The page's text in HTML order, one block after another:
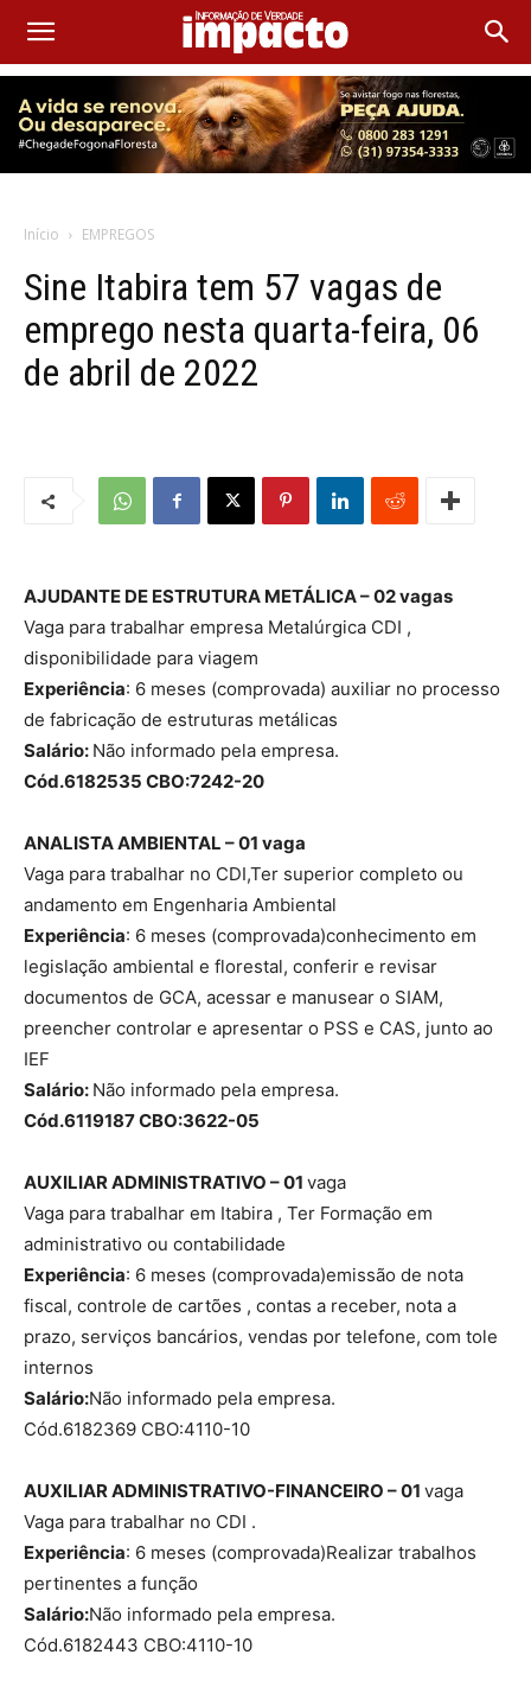
Início EMPREGOS
Sine Itabira tem 57 vagas de
emprego nesta quarta-feira, 06
de abril de 2022
AJUDANTE DE ESTRUTURA METÁLICA – 02 vagas
Vaga para trabalhar empresa Metalúrgica CDI ,
disponibilidade para viagem
Experiência: 6 meses (comprovada) auxiliar no processo
de fabricação de estruturas metálicas
Salário: Não informado pela empresa.
Cód.6182535 CBO:7242-20
ANALISTA AMBIENTAL – 01 vaga
Vaga para trabalhar no CDI,Ter superior completo ou
andamento em Engenharia Ambiental
Experiência: 6 meses (comprovada)conhecimento em
legislação ambiental e florestal, conferir e revisar
documentos de GCA, acessar e manusear o SIAM,
preencher controlar e apresentar o PSS e CAS, junto ao
IEF
Salário: Não informado pela empresa.
Cód.6119187 CBO:3622-05
AUXILIAR ADMINISTRATIVO – 01 vaga
Vaga para trabalhar em Itabira , Ter Formação em
administrativo ou contabilidade
Experiência: 6 meses (comprovada)emissão de nota
fiscal, controle de cartões , contas a receber, nota a
prazo, serviços bancários, vendas por telefone, com tole
internos
Salário:Não informado pela empresa.
Cód.6182369 CBO:4110-10
AUXILIAR ADMINISTRATIVO-FINANCEIRO – 01 vaga
Vaga para trabalhar no CDI .
Experiência: 6 meses (comprovada)Realizar trabalhos
pertinentes a função
Salário:Não informado pela empresa.
Cód.6182443 CBO:4110-10